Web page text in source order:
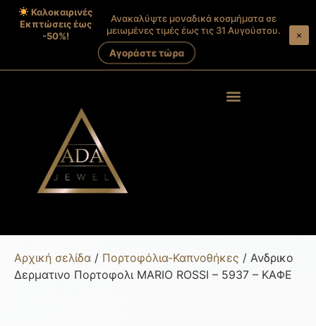
Καλοκαιρινές
Εκπτώσεις έως
-50%!
Ανακαλύψτε μοναδικά κοσμήματα σε
μειωμένες τιμές έως τις 31 Αυγούστου.
Αγοράστε τώρα
×
Αρχική σελίδα / Πορτοφόλια-Καπνοθήκες / Ανδρικο
Δερματινο Πορτοφολι MARIO ROSSI – 5937 – ΚΑΦΕ